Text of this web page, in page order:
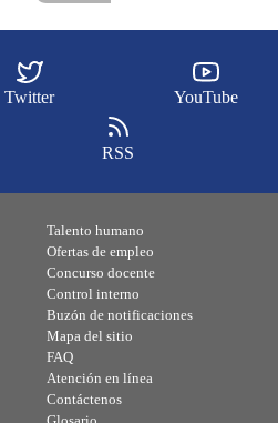
Twitter YouTube
RSS
Talento humano
Ofertas de empleo
Concurso docente
Control interno
Buzón de notificaciones
Mapa del sitio
FAQ
Atención en línea
Contáctenos